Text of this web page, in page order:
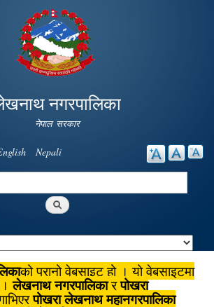
main
content
नगरपालिका
नेपाल सरकार
Nepali
को पुरानो वेबसाइट हो । यो वेबसाइटमा
लेखनाथ नगरपालिकारपोखरा
पोखरा लेखनाथ महानगरपालिका